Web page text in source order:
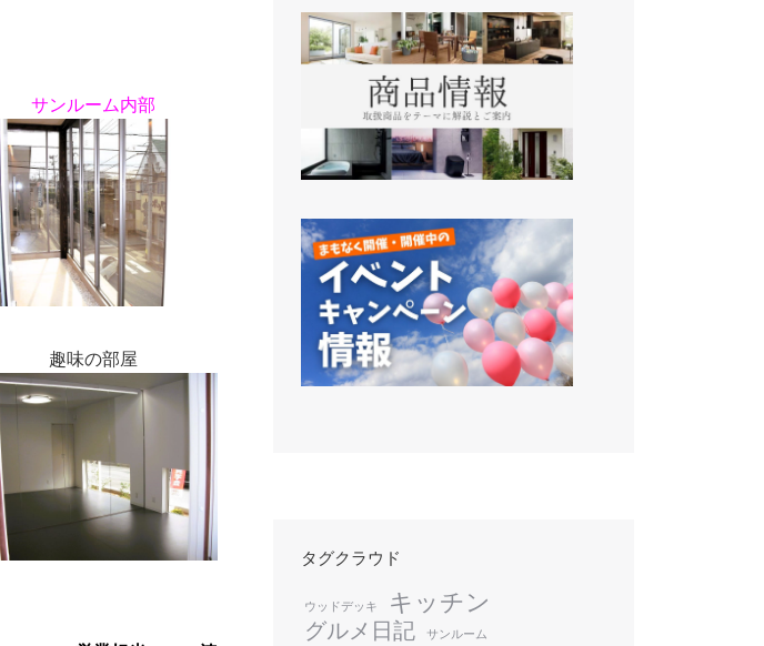
サンルーム内部
趣味の部屋
タグクラウド
ウッドデッキ キッチン
グルメ日記 サンルーム